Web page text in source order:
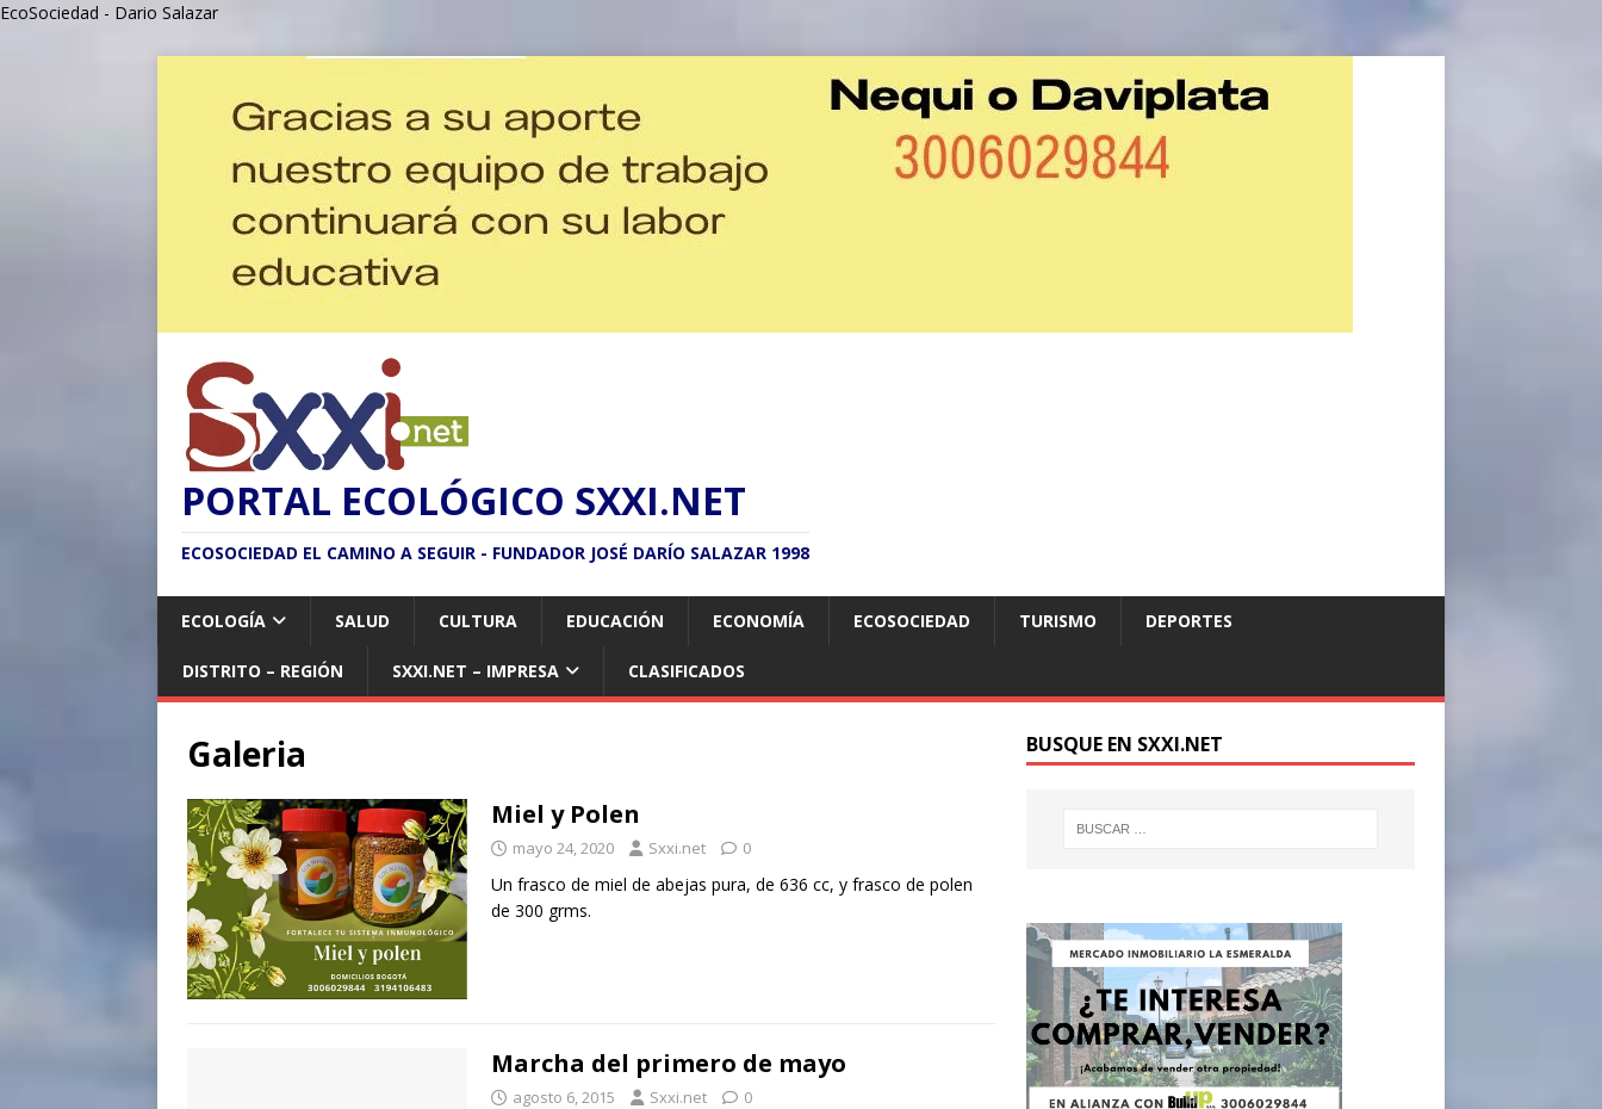
EcoSociedad - Dario Salazar
PORTAL ECOLÓGICO SXXI.NET
ECOSOCIEDAD EL CAMINO A SEGUIR - FUNDADOR JOSÉ DARÍO SALAZAR 1998
ECOLOGÍA SALUD CULTURA EDUCACIÓN ECONOMÍA ECOSOCIEDAD TURISMO DEPORTES
DISTRITO – REGIÓN SXXI.NET – IMPRESA CLASIFICADOS
Galeria
Miel y Polen
mayo 24, 2020 Sxxi.net 0
Un frasco de miel de abejas pura, de 636 cc, y frasco de polen
de 300 grms.
Marcha del primero de mayo
agosto 6, 2015 Sxxi.net 0
BUSQUE EN SXXI.NET